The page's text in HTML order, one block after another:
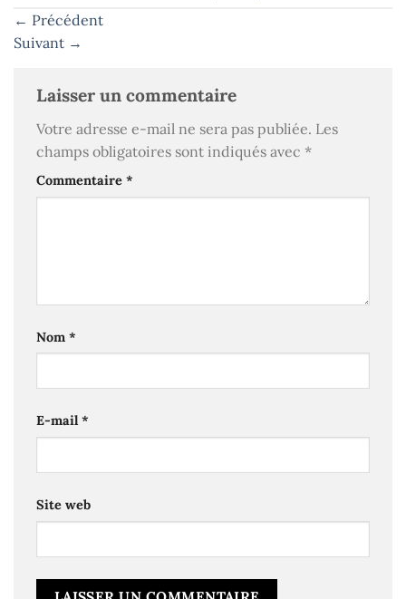
← Précédent
Suivant →
Laisser un commentaire
Votre adresse e-mail ne sera pas publiée. Les
champs obligatoires sont indiqués avec *
Commentaire *
Nom *
E-mail*
Site web